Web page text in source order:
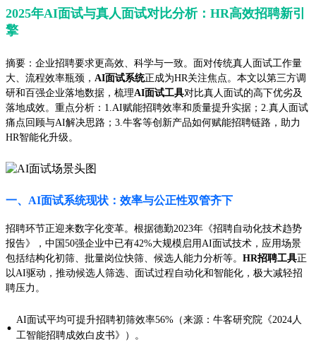
2025年AI面试与真人面试对比分析：HR高效招聘新引
擎
摘要：企业招聘要求更高效、科学与一致。面对传统真人面试工作量
大、流程效率瓶颈， AI面试系统正成为HR关注焦点。本文以第三方调
研和百强企业落地数据，梳理AI面试工具对比真人面试的高下优劣及
落地成效。重点分析：1.AI赋能招聘效率和质量提升实据；2.真人面试
痛点回顾与AI解决思路；3.牛客等创新产品如何赋能招聘链路，助力
HR智能化升级。
一、AI面试系统现状：效率与公正性双管齐下
招聘环节正迎来数字化变革。根据德勤2023年《招聘自动化技术趋势
报告》，中国50强企业中已有42%大规模启用AI面试技术，应用场景
包括结构化初筛、批量岗位快筛、候选人能力分析等。 HR招聘工具正
以AI驱动，推动候选人筛选、面试过程自动化和智能化，极大减轻招
聘压力。
· AI面试平均可提升招聘初筛效率56%（来源：牛客研究院《2024人
工智能招聘成效白皮书》）。